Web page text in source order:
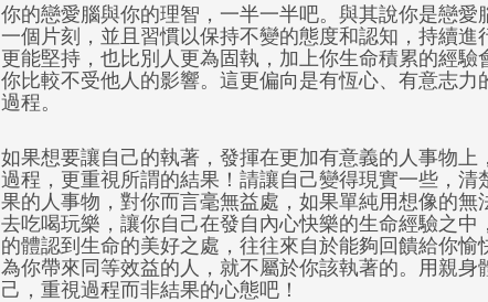
你的戀愛腦與你的理智，一半一半吧。與其說你是戀
一個片刻，並且習慣以保持不變的態度和認知，持續進
更能堅持，也比別人更為固執，加上你生命積累的經
你比較不受他人的影響。這更偏向是有恆心、有意志
過程。
如果想要讓自己的執著，發揮在更加有意義的人事物上
過程，更重視所謂的結果！請讓自己變得現實一些，
果的人事物，對你而言毫無益處，如果單純用想像的無
去吃喝玩樂，讓你自己在發自內心快樂的生命經驗之中
的體認到生命的美好之處，往往來自於能夠回饋給你
為你帶來同等效益的人，就不屬於你該執著的。用親身
己，重視過程而非結果的心態吧！